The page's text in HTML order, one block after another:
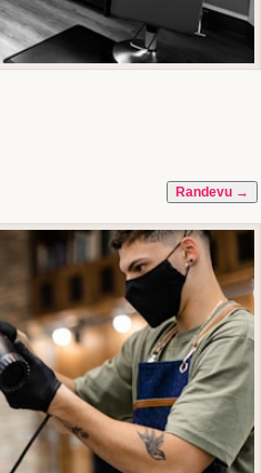
Randevu →